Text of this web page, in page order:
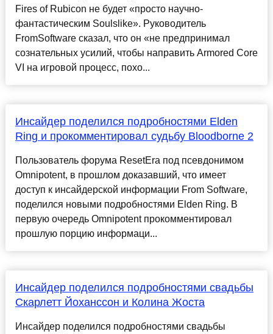
Fires of Rubicon не будет «просто научно-
фантастическим Soulslike». Руководитель
FromSoftware сказал, что он «не предпринимал
сознательных усилий, чтобы направить Armored Core
VI на игровой процесс, похо...
Инсайдер поделился подробностями Elden
Ring и прокомментировал судьбу Bloodborne 2
Пользователь форума ResetEra под псевдонимом
Omnipotent, в прошлом доказавший, что имеет
доступ к инсайдерской информации From Software,
поделился новыми подробностями Elden Ring. В
первую очередь Omnipotent прокомментировал
прошлую порцию информаци...
Инсайдер поделился подробностями свадьбы
Скарлетт Йоханссон и Колина Жоста
Инсайдер поделился подробностями свадьбы